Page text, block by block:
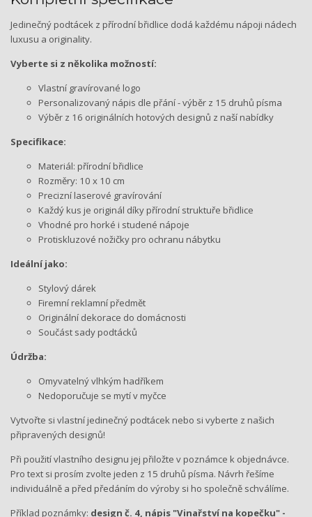
Jedinečný podtácek z přírodní břidlice dodá každému nápoji nádech
luxusu a originality.
Vyberte si z několika možností:
Vlastní gravírované logo
Personalizovaný nápis dle přání - výběr z 15 druhů písma
Výběr z 16 originálních hotových designů z naší nabídky
Specifikace:
Materiál: přírodní břidlice
Rozměry: 10 x 10 cm
Precizní laserové gravírování
Každý kus je originál díky přírodní struktuře břidlice
Vhodné pro horké i studené nápoje
Protiskluzové nožičky pro ochranu nábytku
Ideální jako:
Stylový dárek
Firemní reklamní předmět
Originální dekorace do domácnosti
Součást sady podtácků
Údržba:
Omyvatelný vlhkým hadříkem
Nedoporučuje se mytí v myčce
Vytvořte si vlastní jedinečný podtácek nebo si vyberte z našich
připravených designů!
Při použití vlastního designu jej přiložte v poznámce k objednávce.
Pro text si prosím zvolte jeden z 15 druhů písma. Návrh řešíme
individuálně a před předáním do výroby si ho společně schválíme.
Příklad poznámky: design č. 4, nápis "Vinařství na kopečku" -